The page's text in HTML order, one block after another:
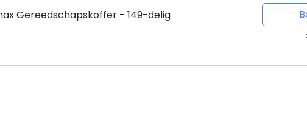
Gereedschapskoffer - 149-delig